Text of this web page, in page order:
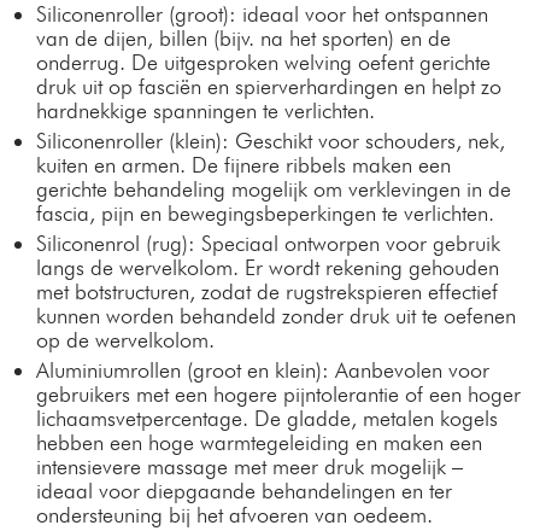
Siliconenroller (groot): ideaal voor het ontspannen
van de dijen, billen (bijv. na het sporten) en de
onderrug. De uitgesproken welving oefent gerichte
druk uit op fasciën en spierverhardingen en helpt zo
hardnekkige spanningen te verlichten.
Siliconenroller (klein): Geschikt voor schouders, nek,
kuiten en armen. De fijnere ribbels maken een
gerichte behandeling mogelijk om verklevingen in de
fascia, pijn en bewegingsbeperkingen te verlichten.
Siliconenrol (rug): Speciaal ontworpen voor gebruik
langs de wervelkolom. Er wordt rekening gehouden
met botstructuren, zodat de rugstrekspieren effectief
kunnen worden behandeld zonder druk uit te oefenen
op de wervelkolom.
Aluminiumrollen (groot en klein): Aanbevolen voor
gebruikers met een hogere pijntolerantie of een hoger
lichaamsvetpercentage. De gladde, metalen kogels
hebben een hoge warmtegeleiding en maken een
intensievere massage met meer druk mogelijk –
ideaal voor diepgaande behandelingen en ter
ondersteuning bij het afvoeren van oedeem.